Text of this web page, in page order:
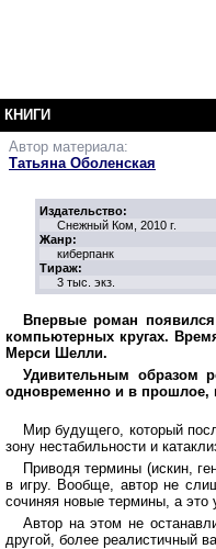
КНИГИ
Автор материала:
Татьяна Оболенская
Издательство:
Снежный Ком, 2010 г.
Жанр:
киберпанк
Тираж:
3 тыс. экз.
Впервые роман
компьютерных кругах.
Мерси Шелли.
Удивительным образом
одновременно и в прошлое,
Мир будущего, который
зону нестабильности и
Приводя термины (искин,
в игру. Вообще, автор не
сочиняя новые термины, а это
Автор на этом не
другой, более реалистичный